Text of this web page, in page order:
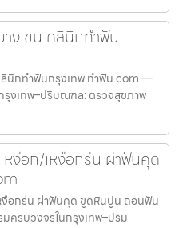
งเขน คลินิกทำฟัน
นิกทำฟันกรุงเทพ ทำฟัน.com —
งเทพ–ปริมณฑล: ตรวจสุขภาพ
งือก/เหงือกร่น ผ่าฟันคุด
อกร่น ผ่าฟันคุด ขูดหินปูน ถอนฟัน
รบวงจรในกรุงเทพ–ปริม